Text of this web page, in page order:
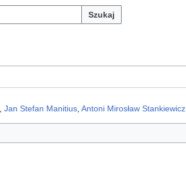
Szukaj
Jan Stefan Manitius Antoni Mirosław Stankiewicz